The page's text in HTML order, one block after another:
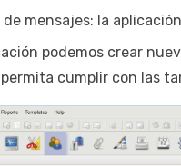
de mensajes: la
podemos crear
cumplir con las